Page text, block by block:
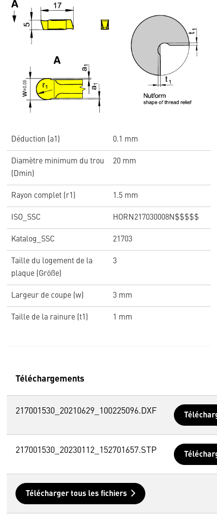
Déduction (a1) 0.1 mm
Diamètre minimum du trou
(Dmin)
20 mm
Rayon complet (r1) 1.5 mm
ISO_SSC HORN217030008N$$$$$
Katalog_SSC 21703
Taille du logement de la
plaque (Größe)
3
Largeur de coupe (w) 3 mm
Taille de la rainure (t1) 1 mm
Téléchargements
217001530_20210629_100225096.DXF
217001530_20230112_152701657.STP
Télécharger tous les fichiers